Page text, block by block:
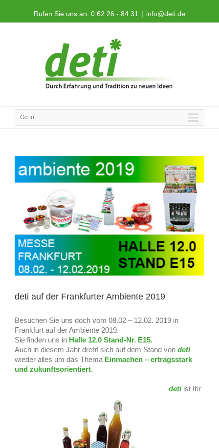
Rufen Sie uns an: 0 62 26 - 84 31 | info@deti.de
Go to...
deti auf der Frankfurter Ambiente 2019
Besuchen Sie uns doch vom 08.02 – 12.02. 2019 in
Frankfurt auf der Ambiente 2019.
Sie finden uns in Halle 12.0 Stand-Nr. E15.
Auch in diesem Jahr dreht sich auf dem Stand von deti
wieder alles um das Thema Einmachen – ertragsstark
und zukunftsorientiert.
detiist Ihr